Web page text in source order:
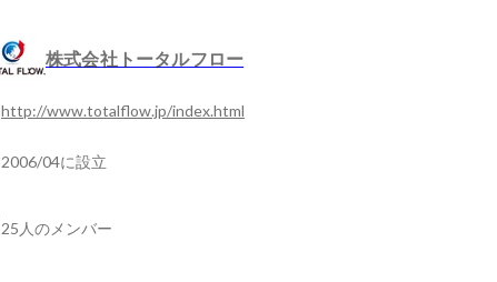
株式会社トータルフロー
http://www.totalflow.jp/index.html
2006/04に設立
25人のメンバー